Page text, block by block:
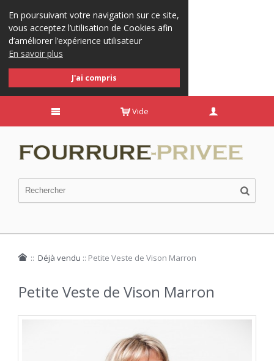
En poursuivant votre navigation sur ce site,
vous acceptez l’utilisation de Cookies afin
d’améliorer l’expérience utilisateur
En savoir plus
J'ai compris
Vide
:: Déjà vendu :: Petite Veste de Vison Marron
Petite Veste de Vison Marron